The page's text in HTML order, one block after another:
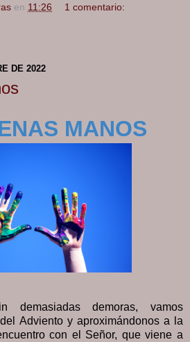
en 11:26 1 comentario:
DE 2022
MANOS
demasiadas demoras, vamos
Adviento y aproximándonos a la
con el Señor, que viene a